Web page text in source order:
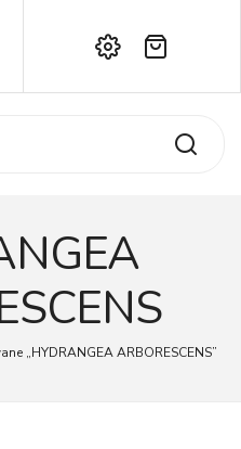
w koszyku.
„HYDRANGEA ARBORESCENS”